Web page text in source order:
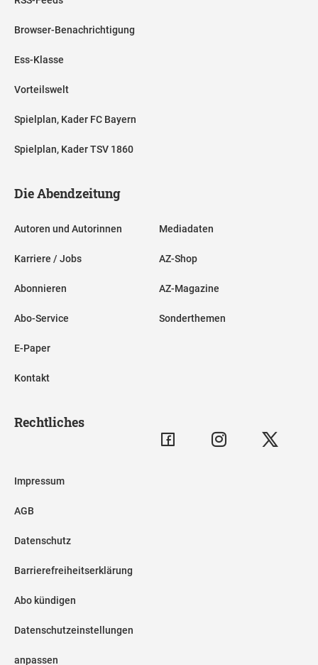
Browser-Benachrichtigung
Ess-Klasse
Vorteilswelt
Spielplan, Kader FC Bayern
Spielplan, Kader TSV 1860
Die Abendzeitung
Autoren und Autorinnen
Karriere / Jobs
Abonnieren
Abo-Service
E-Paper
Kontakt
Mediadaten
AZ-Shop
AZ-Magazine
Sonderthemen
Rechtliches
Impressum
AGB
Datenschutz
Barrierefreiheitserklärung
Abo kündigen
Datenschutzeinstellungen
anpassen